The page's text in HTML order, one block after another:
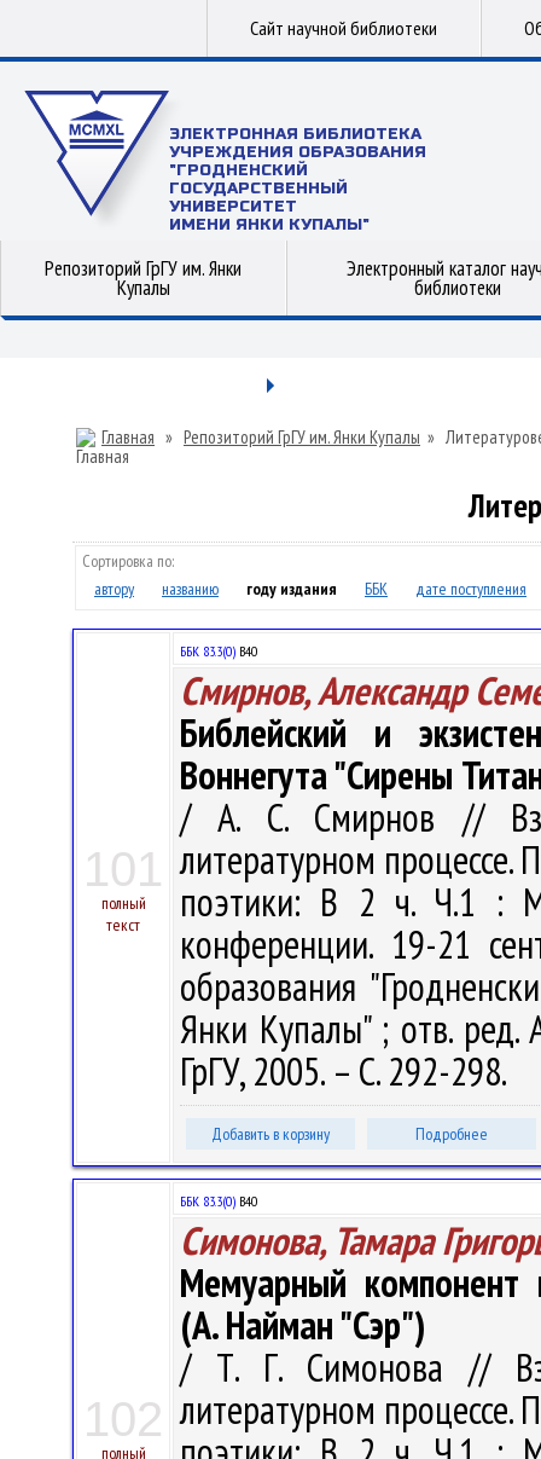
Сайт научной библиотеки
ЭЛЕКТРОННАЯ БИБЛИОТЕКА
УЧРЕЖДЕНИЯ ОБРАЗОВАНИЯ
"ГРОДНЕНСКИЙ
ГОСУДАРСТВЕННЫЙ
УНИВЕРСИТЕТ
ИМЕНИ ЯНКИ КУПАЛЫ"
Репозиторий ГрГУ им. Янки
Купалы
Электронный каталог
библиотеки
Главная » Репозиторий ГрГУ им. Янки Купалы »
Сортировка по:
автору
названию году издания ББК дате поступления
101
полный
текст
ББК 83.3(0) В40
Смирнов, Александр
Библейский и
Воннегута "Сирены
/ А. С. Смирнов //
литературном процессе.
поэтики: В 2 ч. Ч.1 :
конференции. 19-21
образования
Янки Купалы" ; отв. ред.
ГрГУ, 2005. – С. 292-298.
Добавить в корзину Подробнее
102
полный
ББК 83.3(0) В40
Симонова, Тамара
Мемуарный компонент
(А. Найман "Сэр")
/ Т. Г. Симонова //
литературном процессе.